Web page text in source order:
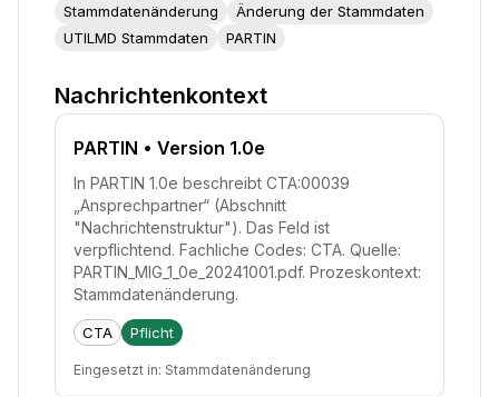
Stammdatenänderung
Änderung der Stammdaten
UTILMD Stammdaten
PARTIN
Nachrichtenkontext
PARTIN • Version 1.0e
In PARTIN 1.0e beschreibt CTA:00039
„Ansprechpartner“ (Abschnitt
"Nachrichtenstruktur"). Das Feld ist
verpflichtend. Fachliche Codes: CTA. Quelle:
PARTIN_MIG_1_0e_20241001.pdf. Prozeskontext:
Stammdatenänderung.
CTA Pflicht
Eingesetzt in: Stammdatenänderung